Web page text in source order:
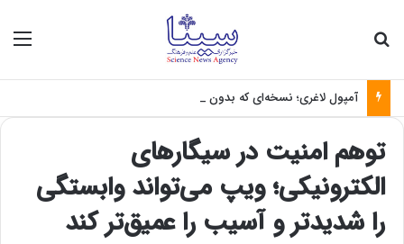
آمپول لاغری؛ نسخه‌ای که بدون تغذیه خطرناک می‌شود
توهم امنیت در سیگارهای
الکترونیکی؛ ویپ می‌تواند وابستگی
را شدیدتر و آسیب را عمیق‌تر کند